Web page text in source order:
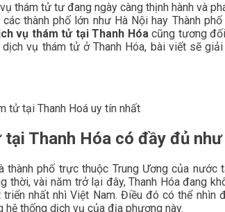
thám tử tư đang ngày càng thịnh hành và
thành phố lớn như Hà Nội hay Thành
vụ thám tử tại Thanh Hóacũng tương
dịch vụ thám tử ở Thanh Hóa, bài viết sẽ
tử tại Thanh Hoá uy tín nhất
Thanh Hóa có đầy đủ
thành phố trực thuộc Trung Ương của nước
thời, vài năm trở lại đây, Thanh Hóa đang
triển nhất nhì Việt Nam. Điều đó có thể
hệ thống dịch vụ của địa phương này.